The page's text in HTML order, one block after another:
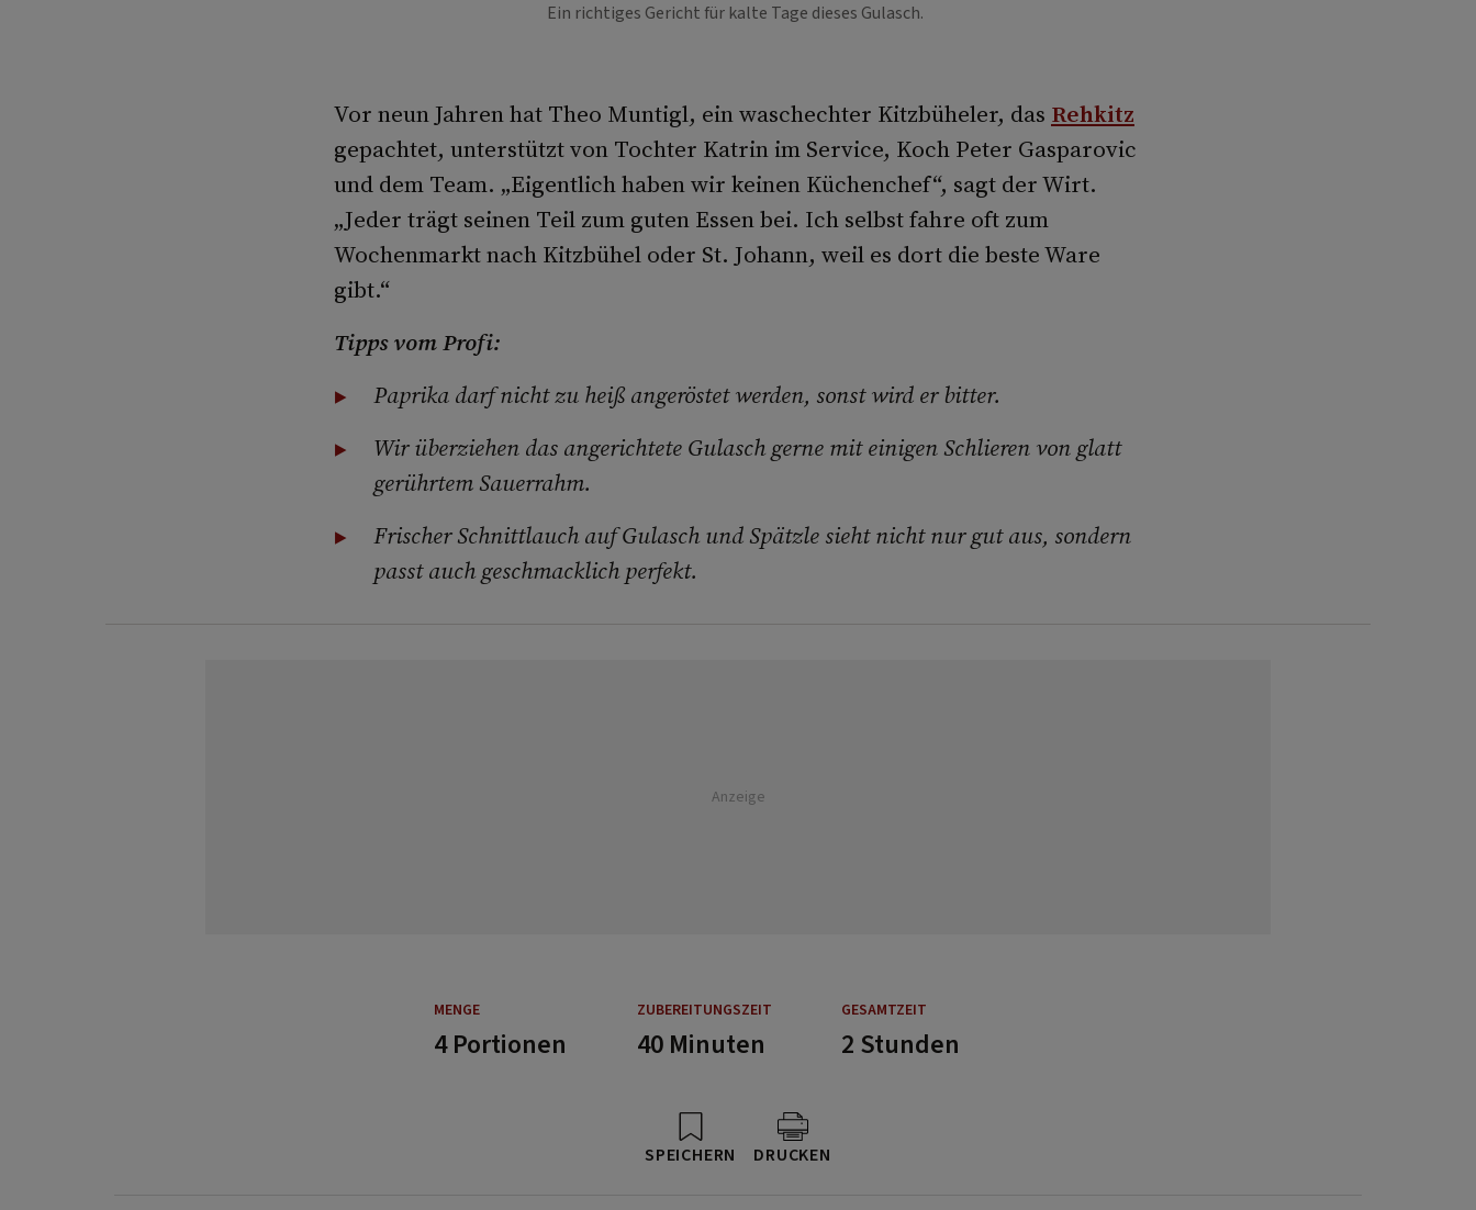
Ein richtiges Gericht für kalte Tage dieses Gulasch.
Vor neun Jahren hat Theo Muntigl, ein waschechter Kitzbüheler, das Rehkitz
gepachtet, unterstützt von Tochter Katrin im Service, Koch Peter Gasparovic
und dem Team. „Eigentlich haben wir keinen Küchenchef“, sagt der Wirt.
„Jeder trägt seinen Teil zum guten Essen bei. Ich selbst fahre oft zum
Wochenmarkt nach Kitzbühel oder St. Johann, weil es dort die beste Ware
gibt.“
Tipps vom Profi:
Paprika darf nicht zu heiß angeröstet werden, sonst wird er bitter.
Wir überziehen das angerichtete Gulasch gerne mit einigen Schlieren von glatt
gerührtem Sauerrahm.
Frischer Schnittlauch auf Gulasch und Spätzle sieht nicht nur gut aus, sondern
passt auch geschmacklich perfekt.
Anzeige
MENGE ZUBEREITUNGSZEIT GESAMTZEIT
4 Portionen 40 Minuten 2 Stunden
SPEICHERN DRUCKEN